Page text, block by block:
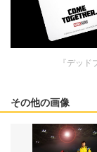
『デッ
その他の画像